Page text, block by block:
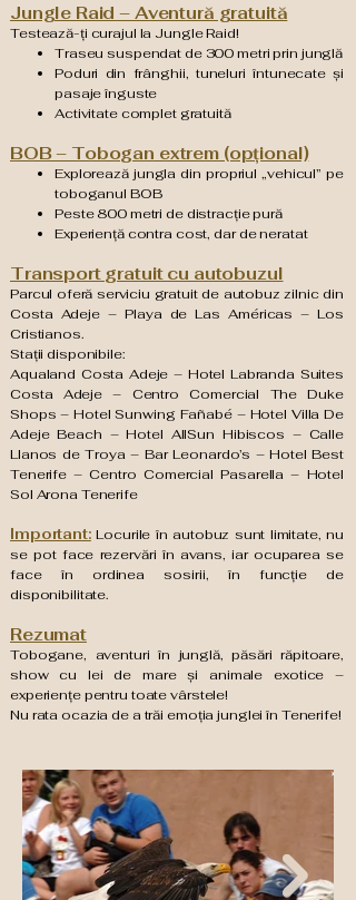
Jungle Raid – Aventură gratuită
Testează-ți curajul la Jungle Raid!
Traseu suspendat de 300 metri prin junglă
Poduri din frânghii, tuneluri întunecate și
pasaje înguste
Activitate complet gratuită
BOB – Tobogan extrem (opțional)
Explorează jungla din propriul „vehicul” pe
toboganul BOB
Peste 800 metri de distracție pură
Experiență contra cost, dar de neratat
Transport gratuit cu autobuzul
Parcul oferă serviciu gratuit de autobuz zilnic din
Costa Adeje – Playa de Las Américas – Los
Cristianos.
Stații disponibile:
Aqualand Costa Adeje – Hotel Labranda Suites
Costa Adeje – Centro Comercial The Duke
Shops – Hotel Sunwing Fañabé – Hotel Villa De
Adeje Beach – Hotel AllSun Hibiscos – Calle
Llanos de Troya – Bar Leonardo’s – Hotel Best
Tenerife – Centro Comercial Pasarella – Hotel
Sol Arona Tenerife
Important:Locurile în autobuz sunt limitate, nu
se pot face rezervări în avans, iar ocuparea se
face în ordinea sosirii, în funcție de
disponibilitate.
Rezumat
Tobogane, aventuri în junglă, păsări răpitoare,
show cu lei de mare și animale exotice –
experiențe pentru toate vârstele!
Nu rata ocazia de a trăi emoția junglei în Tenerife!